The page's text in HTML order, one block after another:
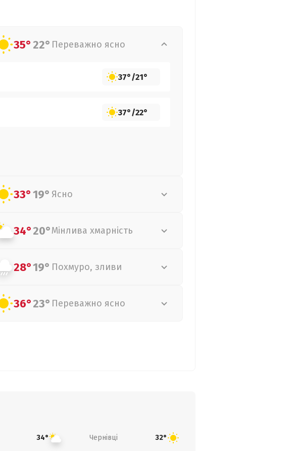
35°22° Переважно ясно
37°/21°
37°/22°
33°19° Ясно
34°20°Мінлива хмарність
28°19° Похмуро, зливи
36°23° Переважно ясно
34° Чернівці 32°